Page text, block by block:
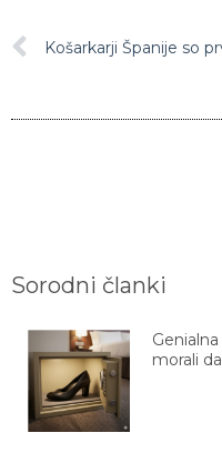
Sorodni članki
morali